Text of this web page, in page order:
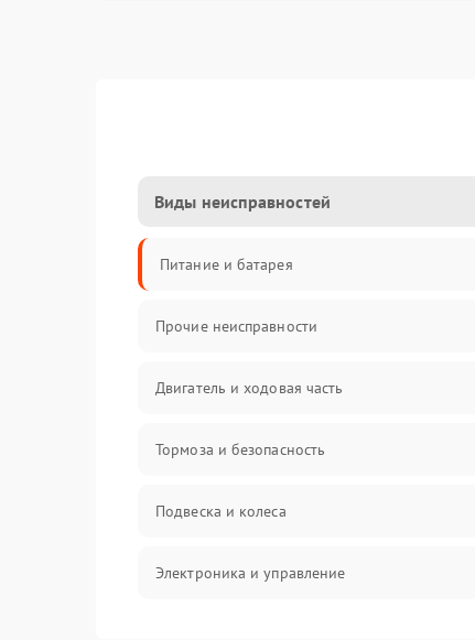
Виды неисправностей
Питание и батарея
Прочие неисправности
Двигатель и ходовая часть
Тормоза и безопасность
Подвеска и колеса
Электроника и управление